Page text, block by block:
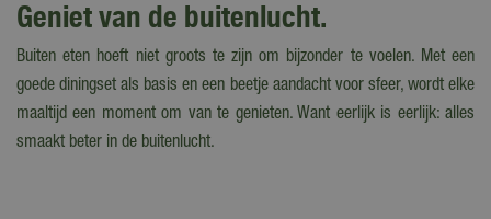
Geniet van de buitenlucht.
Buiten eten hoeft niet groots te zijn om bijzonder te voelen. Met een
goede diningset als basis en een beetje aandacht voor sfeer, wordt elke
maaltijd een moment om van te genieten. Want eerlijk is eerlijk: alles
smaakt beter in de buitenlucht.